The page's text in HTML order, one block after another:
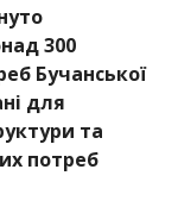
300
Бучанської
для
та
потреб